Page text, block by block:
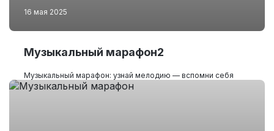
16 мая 2025
Музыкальный марафон2
Музыкальный марафон: узнай мелодию — вспомни себя